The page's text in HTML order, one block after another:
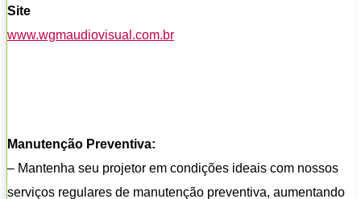
Site
www.wgmaudiovisual.com.br
Manutenção Preventiva:
– Mantenha seu projetor em condições ideais com nossos
serviços regulares de manutenção preventiva, aumentando